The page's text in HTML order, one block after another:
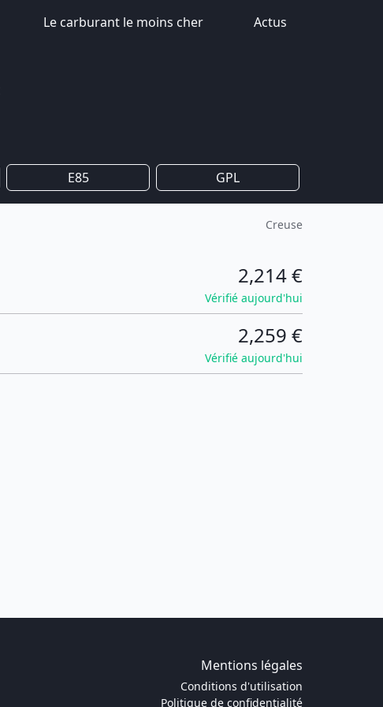
Le carburant le moins cher Actus
E85 GPL
Creuse
2,214 €
Vérifié aujourd'hui
2,259 €
Vérifié aujourd'hui
Mentions légales
Conditions d'utilisation
Politique de confidentialité